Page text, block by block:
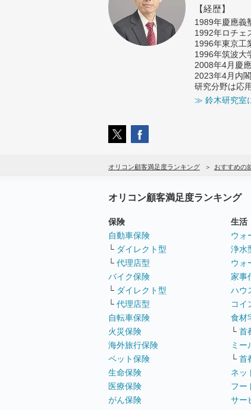
【経歴】
1989年慶應義
1992年ロチェ
1996年東京工
1996年筑波大
2008年4月慶
2023年4月内
研究分野は応
≫ 鈴木研究室
オリコン顧客満足度ランキング おすすめの
オリコン顧客満足度ランキング
保険
自動車保険
└ ダイレクト型
└ 代理店型
バイク保険
└ ダイレクト型
└ 代理店型
自転車保険
火災保険
海外旅行保険
ペット保険
生命保険
医療保険
がん保険
生活
ウォ
浄水
ウォ
家事
ハウ
コイ
食材
└ 首
ミー
└ 首
ネッ
フー
サー